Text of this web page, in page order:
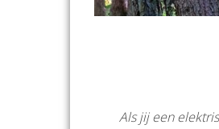
Als jij een